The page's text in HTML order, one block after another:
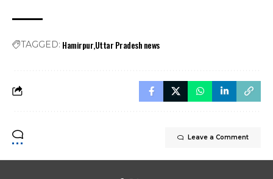
TAGGED: HamirpurUttar Pradesh news
Leave a Comment